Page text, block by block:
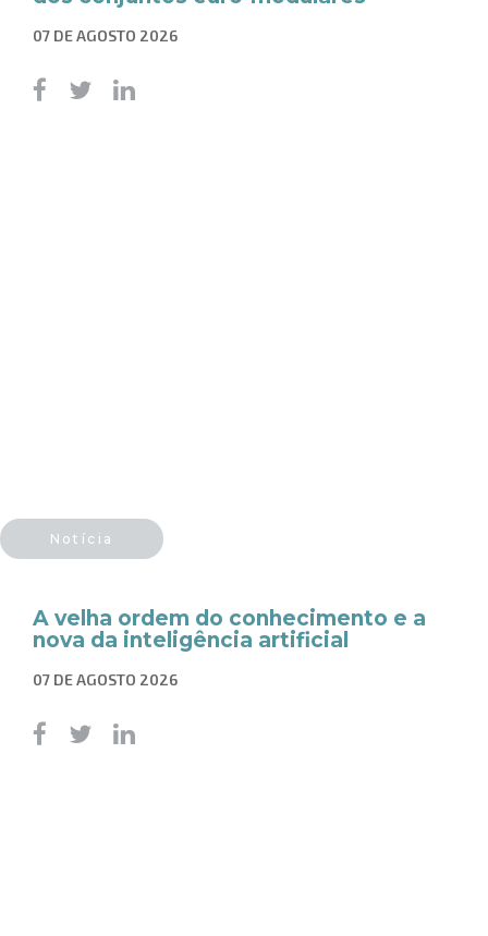
07 DE AGOSTO 2026
Notícia
A velha ordem do conhecimento e a
nova da inteligência artificial
07 DE AGOSTO 2026